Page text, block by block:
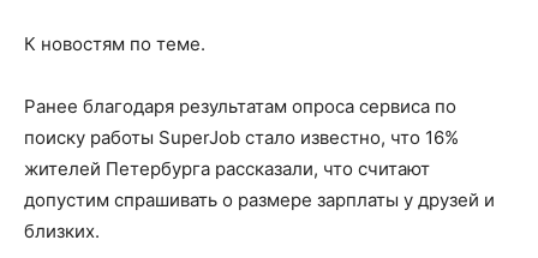
К новостям по теме.
Ранее благодаря результатам опроса сервиса по
поиску работы SuperJob стало известно, что 16%
жителей Петербурга рассказали, что считают
допустим спрашивать о размере зарплаты у друзей и
близких.